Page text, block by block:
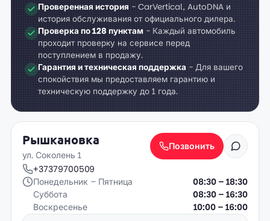
Проверенная история - CarVertical, AutoDNA и
история обслуживания от официального дилера.
Проверка по 128 пунктам- Каждый автомобиль
проходит проверку на сервисе перед
поступлением в продажу.
Гарантия и техническая поддержка - Для вашего
спокойствия мы предоставляем гарантию и
техническую поддержку до 1 года.
Рышкановка
ул. Соколень 1
Позвонить
+37379700509
Понедельник – Пятница
08:30 – 18:30
Суббота
08:30 – 16:30
Воскресенье
10:00 – 16:00